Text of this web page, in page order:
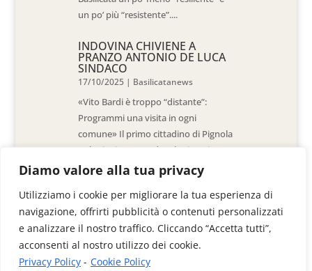
Diamo valore alla tua privacy
Utilizziamo i cookie per migliorare la tua esperienza di
navigazione, offrirti pubblicità o contenuti personalizzati
e analizzare il nostro traffico. Cliccando “Accetta tutti”,
acconsenti al nostro utilizzo dei cookie.
Privacy Policy - Cookie Policy
un po’ più “resistente”....
INDOVINA CHIVIENE A
PRANZO ANTONIO DE LUCA
SINDACO
17/10/2025 | Basilicatanews
«Vito Bardi è troppo “distante”:
Programmi una visita in ogni
comune» Il primo cittadino di Pignola
«L’ho invitato a vedere la situazione
al Pantano, ma non è venuto. La
sensazione è che -come sindaci-
siamo lasciati a noi stessi» di Walter
De Stradis In...